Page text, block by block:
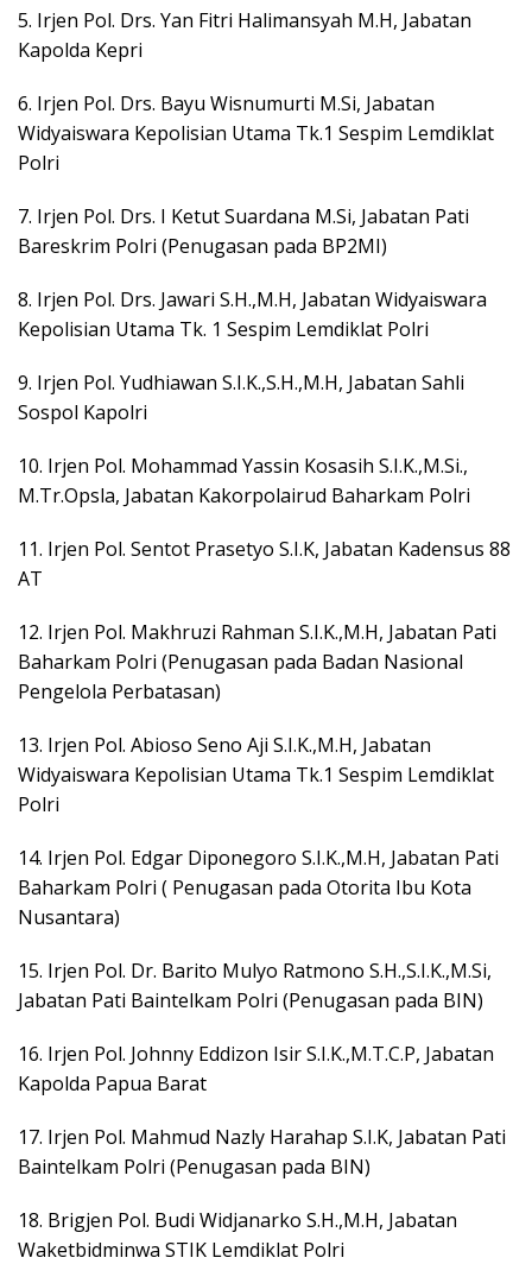
5. Irjen Pol. Drs. Yan Fitri Halimansyah M.H, Jabatan
Kapolda Kepri
6. Irjen Pol. Drs. Bayu Wisnumurti M.Si, Jabatan
Widyaiswara Kepolisian Utama Tk.1 Sespim Lemdiklat
Polri
7. Irjen Pol. Drs. I Ketut Suardana M.Si, Jabatan Pati
Bareskrim Polri (Penugasan pada BP2MI)
8. Irjen Pol. Drs. Jawari S.H.,M.H, Jabatan Widyaiswara
Kepolisian Utama Tk. 1 Sespim Lemdiklat Polri
9. Irjen Pol. Yudhiawan S.I.K.,S.H.,M.H, Jabatan Sahli
Sospol Kapolri
10. Irjen Pol. Mohammad Yassin Kosasih S.I.K.,M.Si.,
M.Tr.Opsla, Jabatan Kakorpolairud Baharkam Polri
11. Irjen Pol. Sentot Prasetyo S.I.K, Jabatan Kadensus 88
AT
12. Irjen Pol. Makhruzi Rahman S.I.K.,M.H, Jabatan Pati
Baharkam Polri (Penugasan pada Badan Nasional
Pengelola Perbatasan)
13. Irjen Pol. Abioso Seno Aji S.I.K.,M.H, Jabatan
Widyaiswara Kepolisian Utama Tk.1 Sespim Lemdiklat
Polri
14. Irjen Pol. Edgar Diponegoro S.I.K.,M.H, Jabatan Pati
Baharkam Polri ( Penugasan pada Otorita Ibu Kota
Nusantara)
15. Irjen Pol. Dr. Barito Mulyo Ratmono S.H.,S.I.K.,M.Si,
Jabatan Pati Baintelkam Polri (Penugasan pada BIN)
16. Irjen Pol. Johnny Eddizon Isir S.I.K.,M.T.C.P, Jabatan
Kapolda Papua Barat
17. Irjen Pol. Mahmud Nazly Harahap S.I.K, Jabatan Pati
Baintelkam Polri (Penugasan pada BIN)
18. Brigjen Pol. Budi Widjanarko S.H.,M.H, Jabatan
Waketbidminwa STIK Lemdiklat Polri